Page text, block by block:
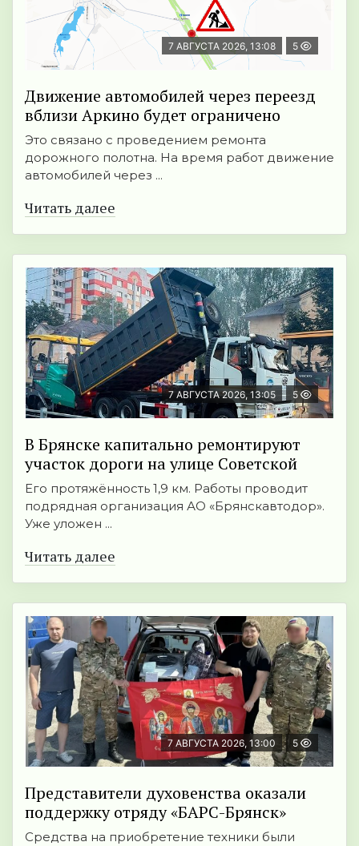
7 АВГУСТА 2026, 13:08 5
Движение автомобилей через переезд
вблизи Аркино будет ограничено
Это связано с проведением ремонта
дорожного полотна. На время работ движение
автомобилей через ...
Читать далее
7 АВГУСТА 2026, 13:05 5
В Брянске капитально ремонтируют
участок дороги на улице Советской
Его протяжённость 1,9 км. Работы проводит
подрядная организация АО «Брянскавтодор».
Уже уложен ...
Читать далее
7 АВГУСТА 2026, 13:00 5
Представители духовенства оказали
поддержку отряду «БАРС-Брянск»
Средства на приобретение техники были